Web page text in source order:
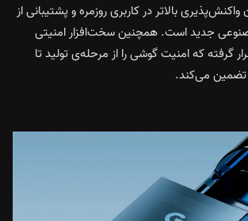
بالاتر در کاربری روزمره و پشتیبانی از
جدید است. همچنین سخت‌افزار امنیتی
گرفته که امنیت گوشی را از مرحله‌ی تولید تا
تضمین می‌کند.